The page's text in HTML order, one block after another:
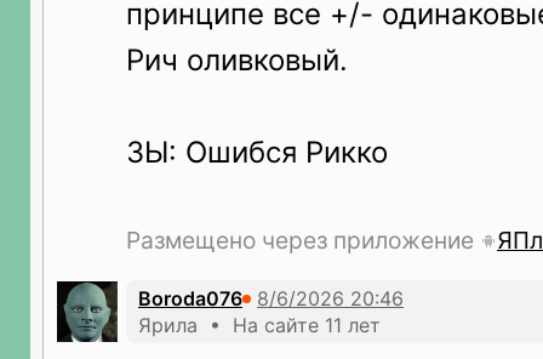
принципе все +/-
Рич оливковый.
ЗЫ: Ошибся Рикко
Размещено через приложение
Boroda076
Ярила • На сайте 11 лет